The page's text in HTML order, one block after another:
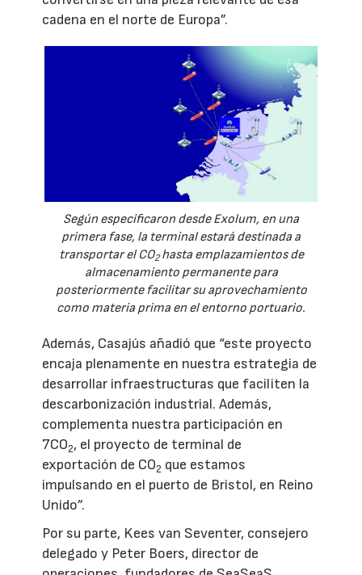
cadena en el norte de Europa”.
Según especificaron desde Exolum, en una
primera fase, la terminal estará destinada a
transportar el CO2hasta emplazamientos de
almacenamiento permanente para
posteriormente facilitar su aprovechamiento
como materia prima en el entorno portuario.
Además, Casajús añadió que “este proyecto
encaja plenamente en nuestra estrategia de
desarrollar infraestructuras que faciliten la
descarbonización industrial. Además,
complementa nuestra participación en
7CO2, el proyecto de terminal de
exportación de CO2 que estamos
impulsando en el puerto de Bristol, en Reino
Unido”.
Por su parte, Kees van Seventer, consejero
delegado y Peter Boers, director de